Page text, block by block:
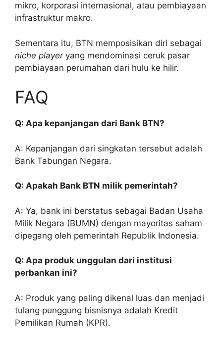
mikro, korporasi internasional, atau pembiayaan
infrastruktur makro.
Sementara itu, BTN memposisikan diri sebagai
niche playeryang mendominasi ceruk pasar
pembiayaan perumahan dari hulu ke hilir.
FAQ
Q: Apa kepanjangan dari Bank BTN?
A: Kepanjangan dari singkatan tersebut adalah
Bank Tabungan Negara.
Q: Apakah Bank BTN milik pemerintah?
A: Ya, bank ini berstatus sebagai Badan Usaha
Milik Negara (BUMN) dengan mayoritas saham
dipegang oleh pemerintah Republik Indonesia.
Q: Apa produk unggulan dari institusi
perbankan ini?
A: Produk yang paling dikenal luas dan menjadi
tulang punggung bisnisnya adalah Kredit
Pemilikan Rumah (KPR).